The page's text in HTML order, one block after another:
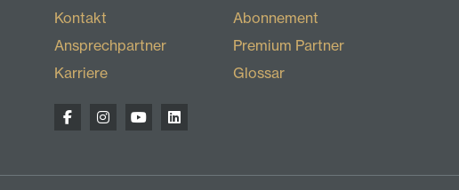
Kontakt
Ansprechpartner
Karriere
Abonnement
Premium Partner
Glossar